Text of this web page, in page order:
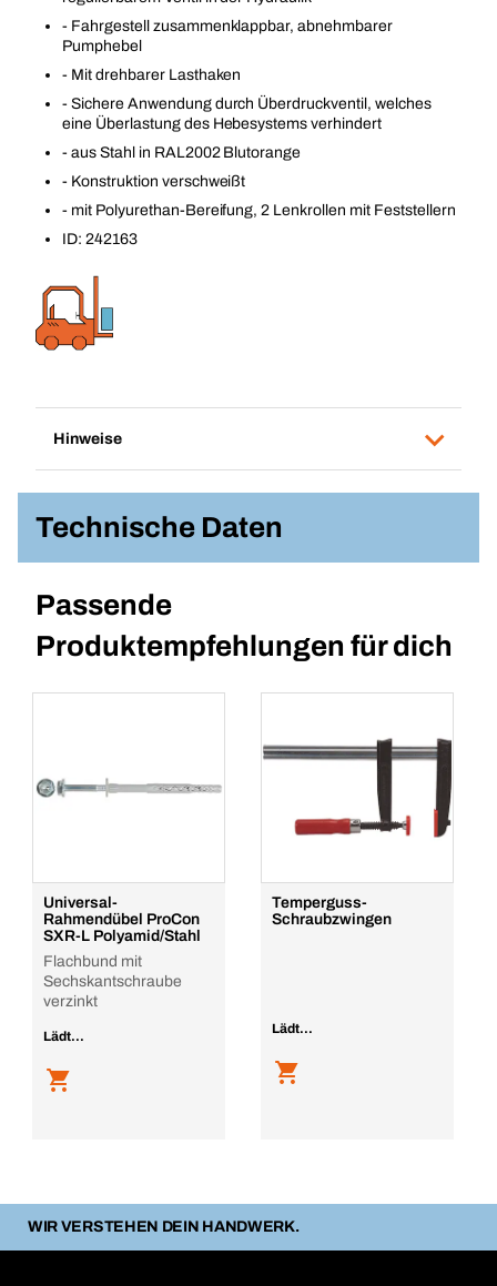
- Fahrgestell zusammenklappbar, abnehmbarer
Pumphebel
- Mit drehbarer Lasthaken
- Sichere Anwendung durch Überdruckventil, welches
eine Überlastung des Hebesystems verhindert
- aus Stahl in RAL2002 Blutorange
- Konstruktion verschweißt
- mit Polyurethan-Bereifung, 2 Lenkrollen mit Feststellern
ID: 242163
Hinweise
Technische Daten
Passende
Produktempfehlungen für dich
Universal-
Rahmendübel ProCon
SXR-L Polyamid/Stahl
Flachbund mit
Sechskantschraube
verzinkt
Lädt...
Temperguss-
Schraubzwingen
Lädt...
WIR VERSTEHEN DEIN HANDWERK.